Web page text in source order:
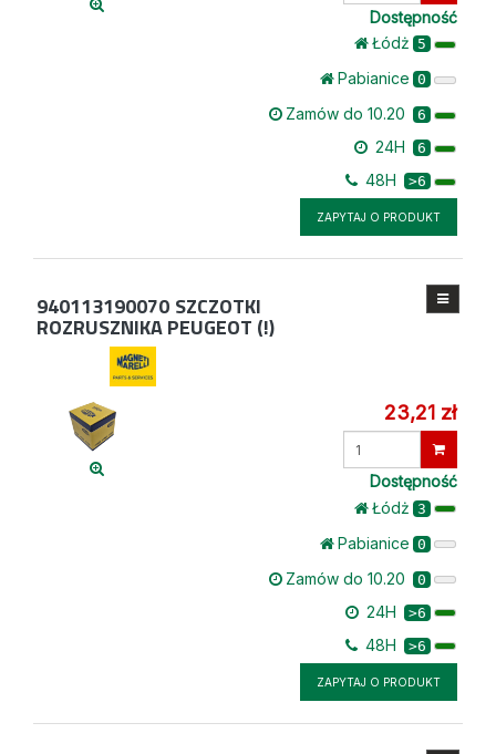
Dostępność
Łódż 5
Pabianice 0
Zamów do 10.20 6
24H 6
48H >6
ZAPYTAJ O PRODUKT
940113190070 SZCZOTKI
ROZRUSZNIKA PEUGEOT (!)
23,21 zł
Dostępność
Łódż 3
Pabianice 0
Zamów do 10.20 0
24H >6
48H >6
ZAPYTAJ O PRODUKT